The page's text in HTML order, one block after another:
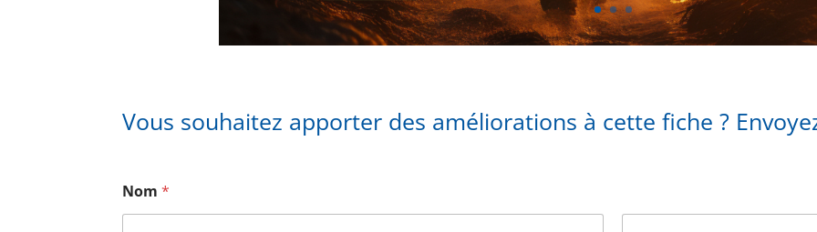
Vous souhaitez apporter des améliorations à cette fiche ?
Nom*